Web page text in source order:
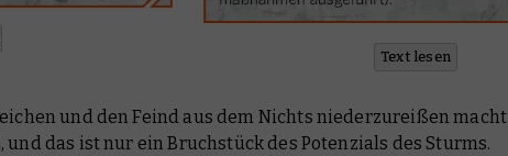
Text lesen
und den Feind aus dem Nichts niederzureißen macht
und das ist nur ein Bruchstück des Potenzials des Sturms.